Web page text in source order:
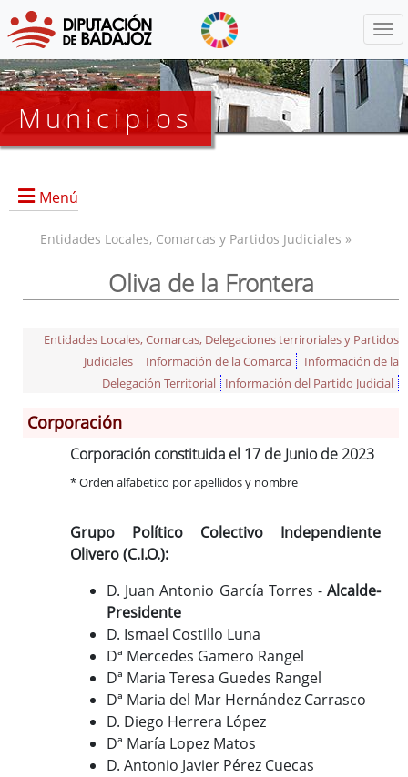
Municipios
Menú
Información General
Historia
Monumentos
Fiestas
Turismo
Correo-e gratis
Radio en Internet
Códigos para FACe
Entidades Locales, Comarcas y Partidos Judiciales »
Oliva de la Frontera
Entidades Locales, Comarcas, Delegaciones terriroriales y Partidos
Judiciales
Información de la Comarca
Información de la
Delegación Territorial
Información del Partido Judicial
Corporación
Corporación constituida el 17 de Junio de 2023
* Orden alfabetico por apellidos y nombre
Grupo Político Colectivo Independiente
Olivero (C.I.O.):
D. Juan Antonio García Torres - Alcalde-
Presidente
D. Ismael Costillo Luna
Dª Mercedes Gamero Rangel
Dª Maria Teresa Guedes Rangel
Dª Maria del Mar Hernández Carrasco
D. Diego Herrera López
Dª María Lopez Matos
D. Antonio Javier Pérez Cuecas